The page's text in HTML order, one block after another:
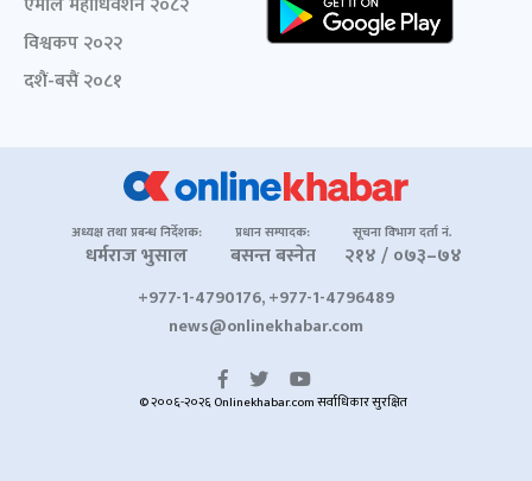
विश्वकप २०२२
दशैं-बसैं २०८१
अध्यक्ष तथा प्रबन्ध निर्देशक:
धर्मराज भुसाल
प्रधान सम्पादक:
बसन्त बस्नेत
सूचना विभाग दर्ता नं.
२१४ / ०७३–७४
+977-1-4790176, +977-1-4796489
news@onlinekhabar.com
© २००६-२०२६ Onlinekhabar.com सर्वाधिकार सुरक्षित